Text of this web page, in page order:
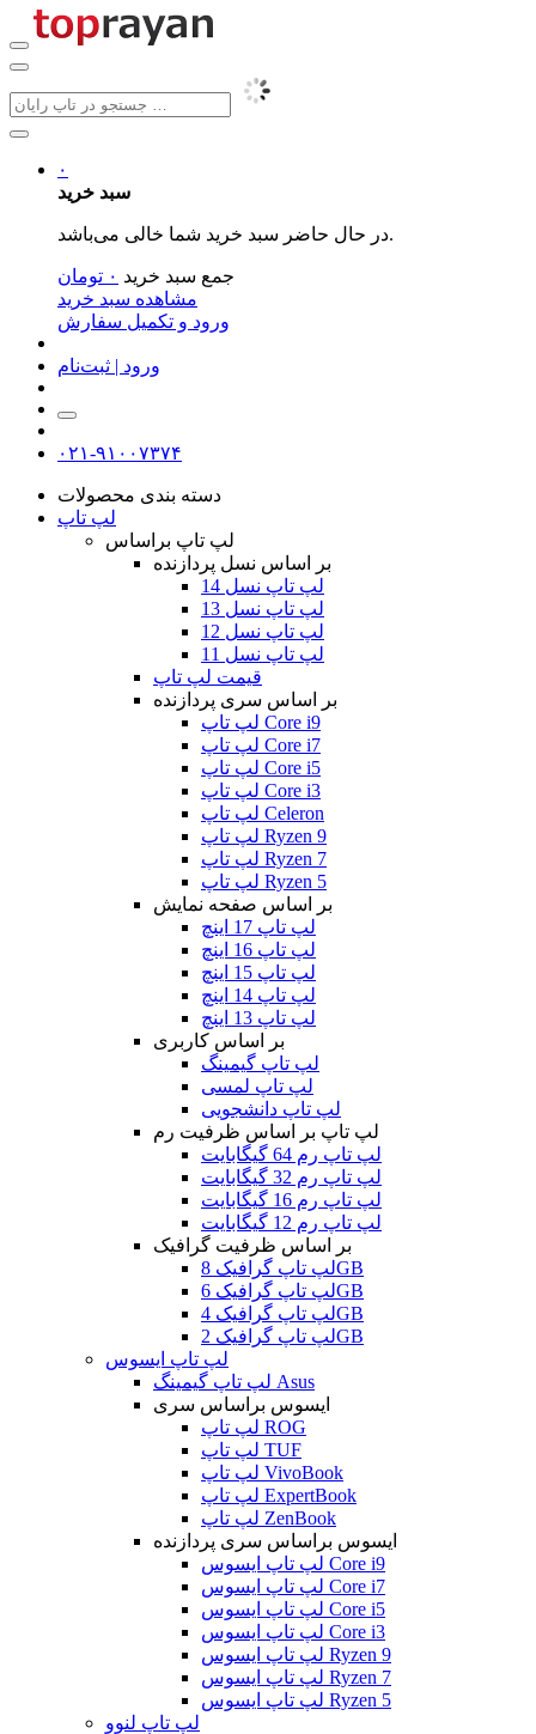
۰
سبد خرید
در حال حاضر سبد خرید شما خالی می‌باشد.
جمع سبد خرید ۰ تومان
مشاهده سبد خرید
ورود و تکمیل سفارش
ورود | ثبت‌نام
۰۲۱-۹۱۰۰۷۳۷۴
دسته بندی محصولات
لپ تاپ
لپ تاپ براساس
بر اساس نسل پردازنده
لپ تاپ نسل 14
لپ تاپ نسل 13
لپ تاپ نسل 12
لپ تاپ نسل 11
قیمت لپ تاپ
بر اساس سری پردازنده
لپ تاپ Core i9
لپ تاپ Core i7
لپ تاپ Core i5
لپ تاپ Core i3
لپ تاپ Celeron
لپ تاپ Ryzen 9
لپ تاپ Ryzen 7
لپ تاپ Ryzen 5
بر اساس صفحه نمایش
لپ تاپ 17 اینچ
لپ تاپ 16 اینچ
لپ تاپ 15 اینچ
لپ تاپ 14 اینچ
لپ تاپ 13 اینچ
بر اساس کاربری
لپ تاپ گیمینگ
لپ تاپ لمسی
لپ تاپ دانشجویی
لپ تاپ بر اساس ظرفیت رم
لپ تاپ رم 64 گیگابایت
لپ تاپ رم 32 گیگابایت
لپ تاپ رم 16 گیگابایت
لپ تاپ رم 12 گیگابایت
بر اساس ظرفیت گرافیک
لپ تاپ گرافیک 8GB
لپ تاپ گرافیک 6GB
لپ تاپ گرافیک 4GB
لپ تاپ گرافیک 2GB
لپ تاپ ایسوس
لپ تاپ گیمینگ Asus
ایسوس براساس سری
لپ تاپ ROG
لپ تاپ TUF
لپ تاپ VivoBook
لپ تاپ ExpertBook
لپ تاپ ZenBook
ایسوس براساس سری پردازنده
لپ تاپ ایسوس Core i9
لپ تاپ ایسوس Core i7
لپ تاپ ایسوس Core i5
لپ تاپ ایسوس Core i3
لپ تاپ ایسوس Ryzen 9
لپ تاپ ایسوس Ryzen 7
لپ تاپ ایسوس Ryzen 5
لپ تاپ لنوو